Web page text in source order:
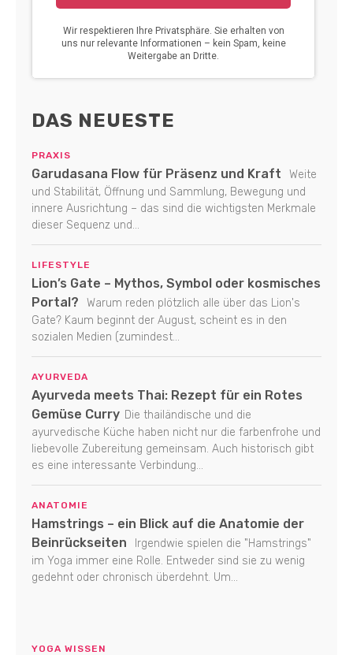
DAS NEUESTE
PRAXIS
Garudasana Flow für Präsenz und Kraft
Weite
und Stabilität, Öffnung und Sammlung, Bewegung und
innere Ausrichtung – das sind die wichtigsten Merkmale
dieser Sequenz und...
LIFESTYLE
Lion’s Gate – Mythos, Symbol oder kosmisches
Portal?
Warum reden plötzlich alle über das Lion's
Gate? Kaum beginnt der August, scheint es in den
sozialen Medien (zumindest...
AYURVEDA
Ayurveda meets Thai: Rezept für ein Rotes
Gemüse Curry Die thailändische und die
ayurvedische Küche haben nicht nur die farbenfrohe und
liebevolle Zubereitung gemeinsam. Auch historisch gibt
es eine interessante Verbindung...
ANATOMIE
Hamstrings – ein Blick auf die Anatomie der
Beinrückseiten
Irgendwie spielen die "Hamstrings"
im Yoga immer eine Rolle. Entweder sind sie zu wenig
gedehnt oder chronisch überdehnt. Um...
YOGA WISSEN